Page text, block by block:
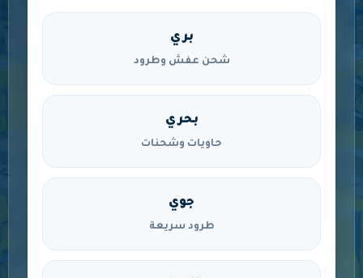
بري
شحن عفش وطرود
بحري
حاويات وشحنات
جوي
طرود سريعة